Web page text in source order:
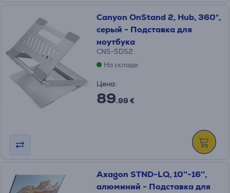
Canyon OnStand 2, Hub, 360°,
серый - Подставка для
ноутбука
CNS-SDS2
На складе
Цена:
89.99 €
Axagon STND-LQ, 10''-16'',
алюминий - Подставка для